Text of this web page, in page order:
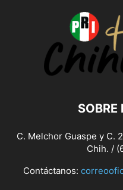
SOBRE
C. Melchor Guaspe y C.
Chih. /
Contáctanos: